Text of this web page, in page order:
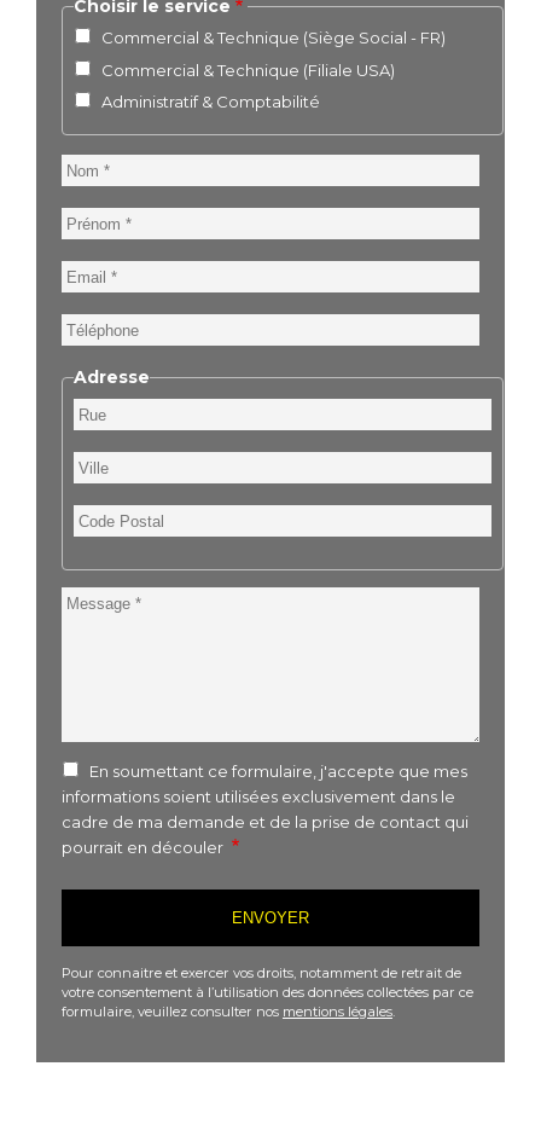
Choisir le service
Commercial & Technique (Siège Social - FR)
Commercial & Technique (Filiale USA)
Administratif & Comptabilité
Nom
Prénom
Email
Téléphone
Adresse
Rue
Ville
Code
Postal
Message
En soumettant ce formulaire, j'accepte que mes
informations soient utilisées exclusivement dans le
cadre de ma demande et de la prise de contact qui
pourrait en découler
Pour connaitre et exercer vos droits, notamment de retrait de
votre consentement à l’utilisation des données collectées par ce
formulaire, veuillez consulter nos mentions légales